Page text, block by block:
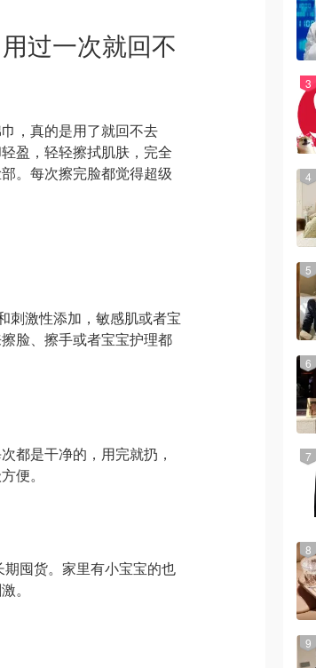
过一次就回不
，真的是用了就回不去
盈，轻轻擦拭肌肤，完全
。每次擦完脸都觉得超级
刺激性添加，敏感肌或者宝
脸、擦手或者宝宝护理都
都是干净的，用完就扔，
便。
囤货。家里有小宝宝的也
。